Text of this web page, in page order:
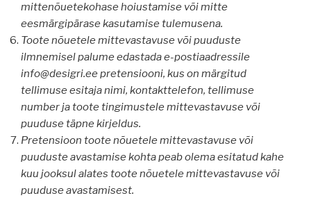
mittenõuetekohase hoiustamise või mitte
eesmärgipärase kasutamise tulemusena.
Toote nõuetele mittevastavuse või puuduste
ilmnemisel palume edastada e-postiaadressile
info@desigri.ee pretensiooni, kus on märgitud
tellimuse esitaja nimi, kontakttelefon, tellimuse
number ja toote tingimustele mittevastavuse või
puuduse täpne kirjeldus.
Pretensioon toote nõuetele mittevastavuse või
puuduste avastamise kohta peab olema esitatud kahe
kuu jooksul alates toote nõuetele mittevastavuse või
puuduse avastamisest.